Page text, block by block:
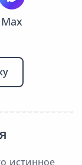
Max
истинное